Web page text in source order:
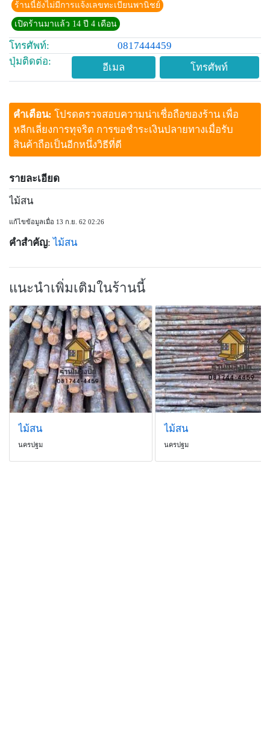
ร้านนี้ยังไม่มีการแจ้งเลขทะเบียนพานิชย์
เปิดร้านมาแล้ว 14 ปี 4 เดือน
โทรศัพท์:
0817444459
ปุ่มติดต่อ:
อีเมล โทรศัพท์
คำเตือน: โปรดตรวจสอบความน่าเชื่อถือของร้าน เพื่อ
หลีกเลี่ยงการทุจริต การขอชำระเงินปลายทางเมื่อรับ
สินค้าถือเป็นอีกหนึ่งวิธีที่ดี
รายละเอียด
ไม้สน
แก้ไขข้อมูลเมื่อ 13 ก.ย. 62 02:26
คำสำคัญ:ไม้สน
แนะนำเพิ่มเติมในร้านนี้
ไม้สน
นครปฐม
ไม้สน
นครปฐม